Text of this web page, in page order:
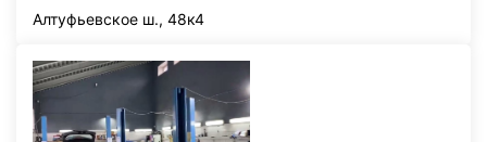
Алтуфьевское ш., 48к4